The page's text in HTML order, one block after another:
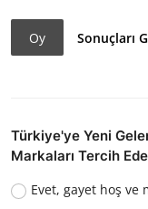
Oy Sonuçları
Türkiye'ye Yeni
Markaları Tercih
Evet, gayet hoş ve